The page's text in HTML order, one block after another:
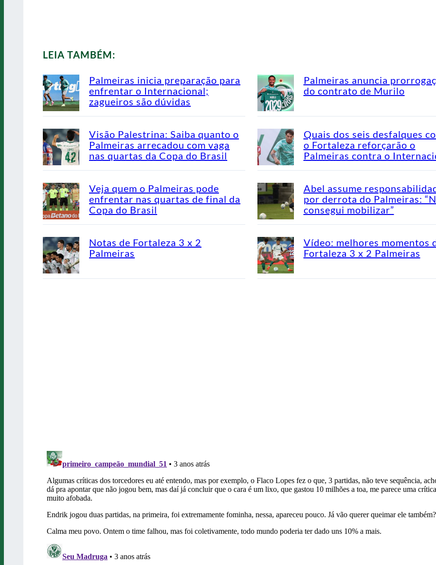
LEIA TAMBÉM:
Palmeiras inicia preparação para
enfrentar o Internacional;
zagueiros são dúvidas
Palmeiras anuncia
do contrato de Murilo
Visão Palestrina: Saiba quanto o
Palmeiras arrecadou com vaga
nas quartas da Copa do Brasil
Quais dos seis desfalques
o Fortaleza reforçarão o
Palmeiras contra o
Veja quem o Palmeiras pode
enfrentar nas quartas de final da
Copa do Brasil
Abel assume
por derrota do Palmeiras:
consegui mobilizar”
Notas de Fortaleza 3 x 2
Palmeiras
Vídeo: melhores momentos
Fortaleza 3 x 2 Palmeiras